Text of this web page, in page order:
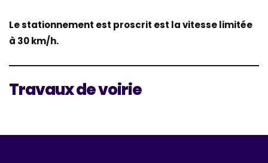
Le stationnement est proscrit est la vitesse limitée
à 30 km/h.
Travaux de voirie